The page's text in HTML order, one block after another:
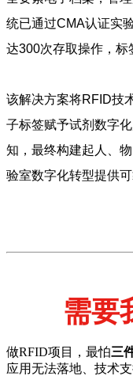
统已通过CMA认证实
达300次存取操作，标
该解决方案将RFID技
子标签赋予试剂数字
知，最终构建起人、
验室数字化转型提供可
需要
做RFID项目，最怕三
应用无法落地、技术